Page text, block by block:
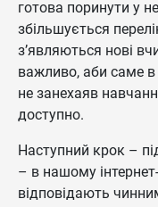
готова поринути у
збільшується
з’являються нові
важливо, аби саме
не занехаяв
доступно.
Наступний крок –
– в нашому
відповідають